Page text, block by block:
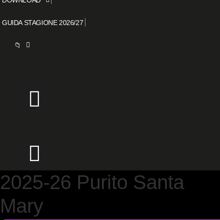
GUIDA STAGIONE 2026/27
📁
2025-26 Purito Santa
Mary